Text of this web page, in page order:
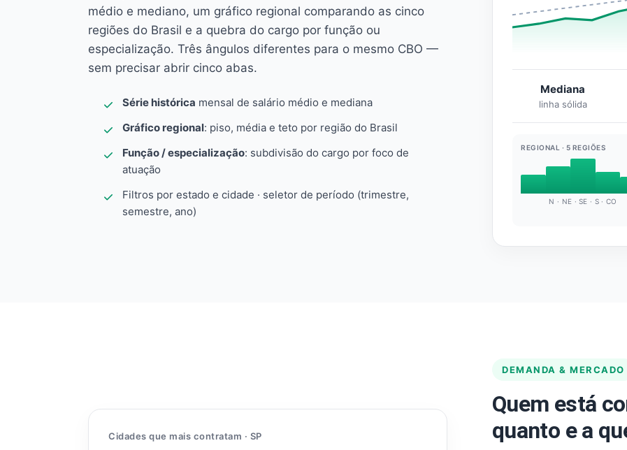
médio e mediano, um gráfico regional comparando as cinco
regiões do Brasil e a quebra do cargo por função ou
especialização. Três ângulos diferentes para o mesmo CBO —
sem precisar abrir cinco abas.
Série histórica mensal de salário médio e mediana
Gráfico regional: piso, média e teto por região do Brasil
Função / especialização: subdivisão do cargo por foco de
atuação
Filtros por estado e cidade · seletor de período (trimestre,
semestre, ano)
Mediana
linha sólida
REGIONAL · 5 REGIÕES
N · NE · SE · S · CO
DEMANDA & MERCADO
Quem está
quanto e a
Cidades que mais contratam · SP